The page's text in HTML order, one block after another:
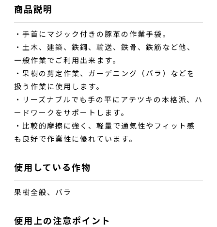
商品説明
・手首にマジック付きの豚革の作業手袋。
・土木、建築、鉄鋼、輸送、鉄骨、鉄筋など他、
一般作業でご利用出来ます。
・果樹の剪定作業、ガーデニング（バラ）などを
扱う作業に使用します。
・リーズナブルでも手の平にアテツキの本格派、ハ
ードワークをサポートします。
・比較的摩擦に強く、軽量で通気性やフィット感
も良好で作業性に優れています。
使用している作物
果樹全般、バラ
使用上の注意ポイント